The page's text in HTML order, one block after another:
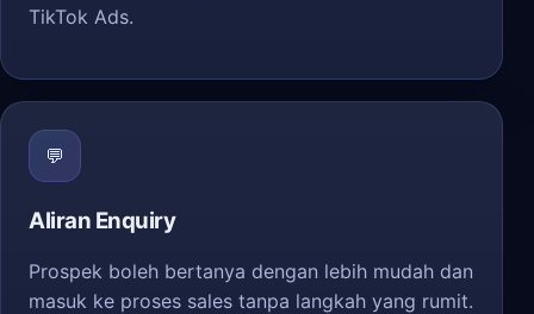
TikTok Ads.
💬
Aliran Enquiry
Prospek boleh bertanya dengan lebih mudah dan
masuk ke proses sales tanpa langkah yang rumit.